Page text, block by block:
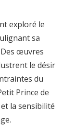
exploré le
sa
œuvres
le désir
du
Prince de
la sensibilité